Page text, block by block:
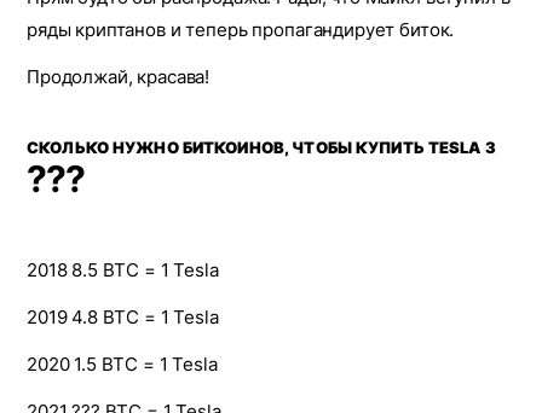
ряды криптанов и теперь пропагандирует биток.
Продолжай, красава!
СКОЛЬКО НУЖНО БИТКОИНОВ, ЧТОБЫ КУПИТЬ TESLA 3
???
2018 8.5 BTC = 1 Tesla
2019 4.8 BTC = 1 Tesla
2020 1.5 BTC = 1 Tesla